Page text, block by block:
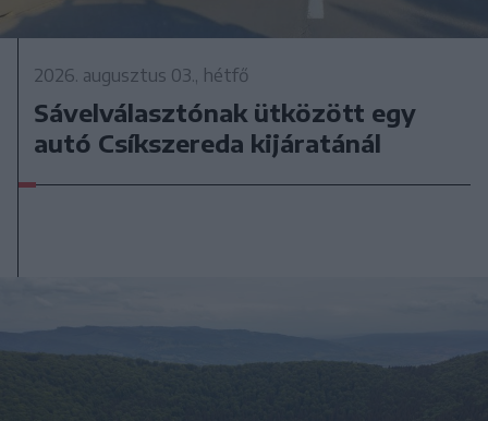
2026. augusztus 03., hétfő
Sávelválasztónak ütközött egy
autó Csíkszereda kijáratánál